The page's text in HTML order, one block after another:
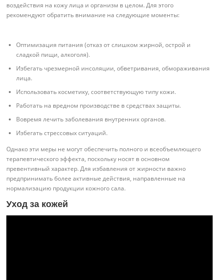
воздействия на кожу лица и организм в целом. Для этого
рекомендуют обратить внимание на следующие моменты:
Оптимизация питания (отказ от слишком жирной, острой и
сладкой пищи, алкоголя).
Избегать чрезмерной инсоляции, обветривания, обмораживания
лица.
Использовать косметику, соответствующую типу кожи.
Работать на вредном производстве в средствах защиты.
Вовремя лечить заболевания внутренних органов.
Избегать стрессовых ситуаций.
Однако эти меры не могут обеспечить полного и всеобъемлющего
терапевтического эффекта, поскольку носят в основном
превентивный характер. Для избавления от жирности важно
предпринимать более активные действия, направленные на
нормализацию продукции кожного сала.
Уход за кожей